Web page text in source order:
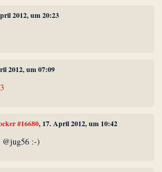
2012, um 20:23
2012, um 07:09
#16680, 17. April 2012, um 10:42
@jug56 :-)